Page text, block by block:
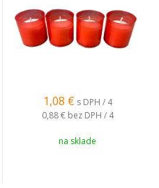
1,08 € s DPH / 4
0,88 € bez DPH / 4
na sklade